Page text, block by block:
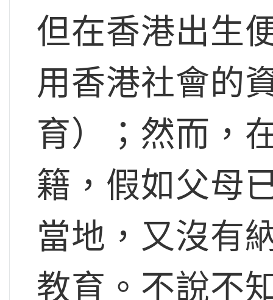
但在香港出生
用香港社會的
育）；然而，
籍，假如父母
當地，又沒有
教育。不說不